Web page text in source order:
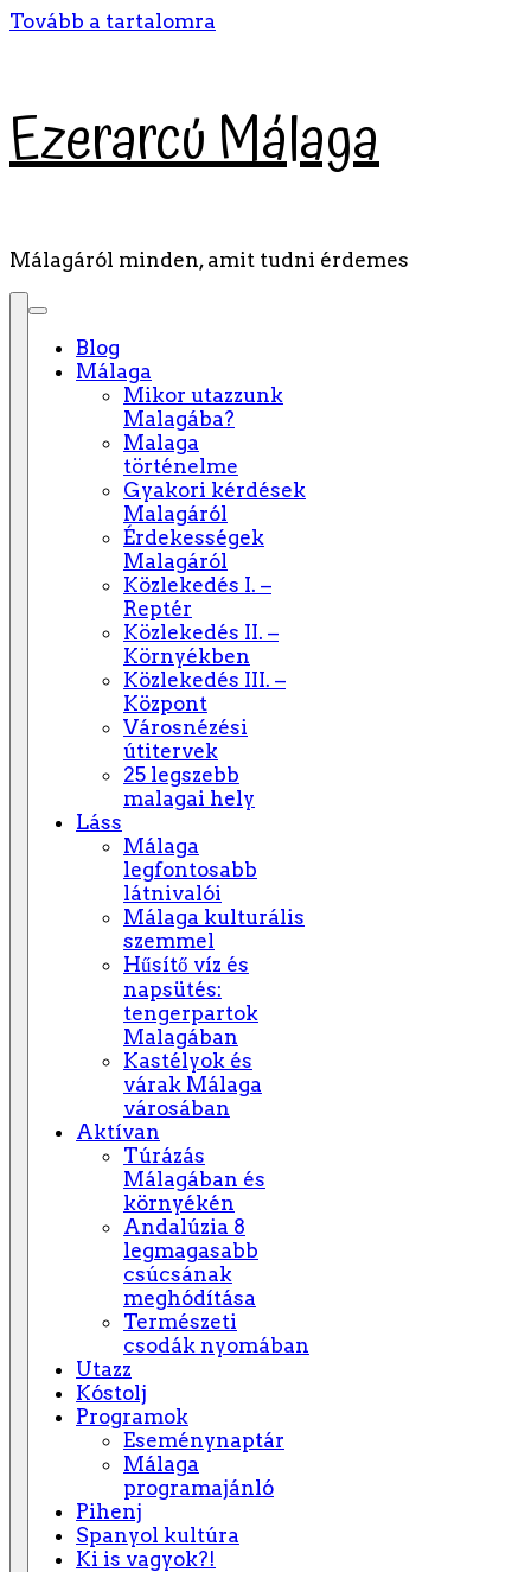
Tovább a tartalomra
Ezerarcú Málaga
Málagáról minden, amit tudni érdemes
Blog
Málaga
Mikor utazzunk
Malagába?
Malaga
történelme
Gyakori kérdések
Malagáról
Érdekességek
Malagáról
Közlekedés I. –
Reptér
Közlekedés II. –
Környékben
Közlekedés III. –
Központ
Városnézési
útitervek
25 legszebb
malagai hely
Láss
Málaga
legfontosabb
látnivalói
Málaga kulturális
szemmel
Hűsítő víz és
napsütés:
tengerpartok
Malagában
Kastélyok és
várak Málaga
városában
Aktívan
Túrázás
Málagában és
környékén
Andalúzia 8
legmagasabb
csúcsának
meghódítása
Természeti
csodák nyomában
Utazz
Kóstolj
Programok
Eseménynaptár
Málaga
programajánló
Pihenj
Spanyol kultúra
Ki is vagyok?!